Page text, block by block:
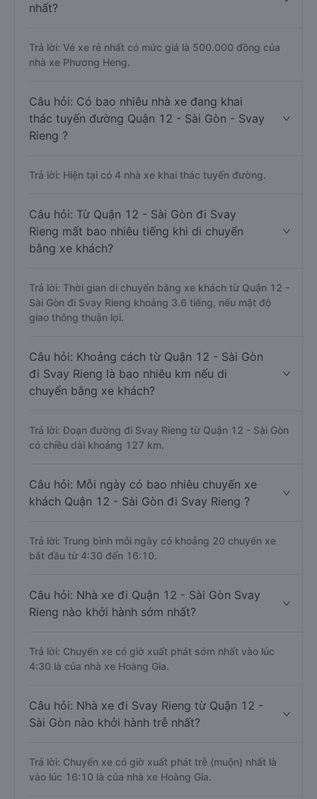
nhất?
Trả lời: Vé xe rẻ nhất có mức giá là 500.000 đồng của
nhà xe Phương Heng.
Câu hỏi: Có bao nhiêu nhà xe đang khai
thác tuyến đường Quận 12 - Sài Gòn - Svay
Rieng ?
Trả lời: Hiện tại có 4 nhà xe khai thác tuyến đường.
Câu hỏi: Từ Quận 12 - Sài Gòn đi Svay
Rieng mất bao nhiêu tiếng khi di chuyển
bằng xe khách?
Trả lời: Thời gian di chuyển bằng xe khách từ Quận 12 -
Sài Gòn đi Svay Rieng khoảng 3.6 tiếng, nếu mật độ
giao thông thuận lợi.
Câu hỏi: Khoảng cách từ Quận 12 - Sài Gòn
đi Svay Rieng là bao nhiêu km nếu di
chuyển bằng xe khách?
Trả lời: Đoạn đường đi Svay Rieng từ Quận 12 - Sài Gòn
có chiều dài khoảng 127 km.
Câu hỏi: Mỗi ngày có bao nhiêu chuyến xe
khách Quận 12 - Sài Gòn đi Svay Rieng ?
Trả lời: Trung bình mỗi ngày có khoảng 20 chuyến xe
bắt đầu từ 4:30 đến 16:10.
Câu hỏi: Nhà xe đi Quận 12 - Sài Gòn Svay
Rieng nào khởi hành sớm nhất?
Trả lời: Chuyến xe có giờ xuất phát sớm nhất vào lúc
4:30 là của nhà xe Hoàng Gia.
Câu hỏi: Nhà xe đi Svay Rieng từ Quận 12 -
Sài Gòn nào khởi hành trễ nhất?
Trả lời: Chuyến xe có giờ xuất phát trễ (muộn) nhất là
vào lúc 16:10 là của nhà xe Hoàng Gia.